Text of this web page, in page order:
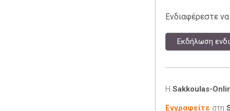
Ενδιαφέρεστε
Εκδήλωση
Η Sakkoulas-
Εγγραφείτε στη